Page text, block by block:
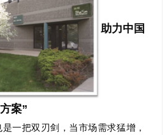
助力中国
案”
一把双刃剑，当市场需求猛增，